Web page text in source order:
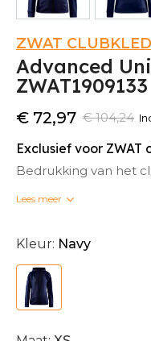
ZWAT
Advanced
ZWAT1909133
€ 104,24
€ 72,97
Exclusief voor ZWAT
Bedrukking van het
Bedrukte
Lees meer
Kleur: Navy